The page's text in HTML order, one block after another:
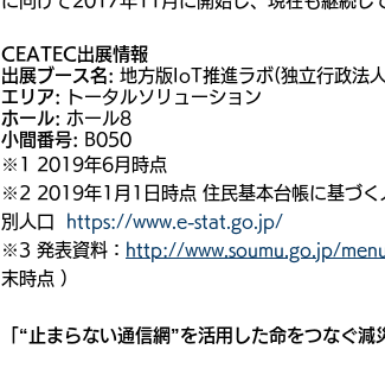
CEATEC出展情報
出展ブース名: 地方版IoT推進ラボ(独立行政法
エリア: トータルソリューション
ホール: ホール8
小間番号: B050
※1 2019年6月時点
※2 2019年1月1日時点 住民基本台帳に基づく
別人口
https://www.e-stat.go.jp/
※3 発表資料： http://www.soumu.go.jp/
末時点 ）
「“止まらない通信網”を活用した命をつなぐ